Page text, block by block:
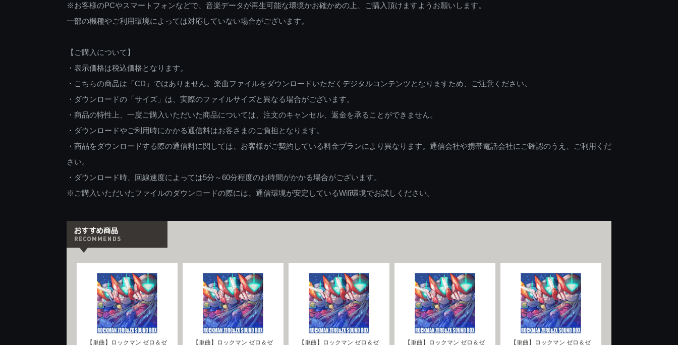
※お客様のPCやスマートフォンなどで、音楽データが再生可能な環境かお確かめの上、ご購入頂けますようお願いします。
一部の機種やご利用環境によっては対応していない場合がございます。
【ご購入について】
・表示価格は税込価格となります。
・こちらの商品は「CD」ではありません。楽曲ファイルをダウンロードいただくデジタルコンテンツとなりますため、ご注意ください。
・ダウンロードの「サイズ」は、実際のファイルサイズと異なる場合がございます。
・商品の特性上、一度ご購入いただいた商品については、注文のキャンセル、返金を承ることができません。
・ダウンロードやご利用時にかかる通信料はお客さまのご負担となります。
・商品をダウンロードする際の通信料に関しては、お客様がご契約している料金プランにより異なります。通信会社や携帯電話会社にご確認のうえ、ご利用くだ
さい。
・ダウンロード時、回線速度によっては5分～60分程度のお時間がかかる場合がございます。
※ご購入いただいたファイルのダウンロードの際には、通信環境が安定しているWifi環境でお試しください。
【単曲】ロックマン ゼロ＆ゼ
【単曲】ロックマン ゼロ＆ゼ
【単曲】ロックマン ゼロ＆ゼ
【単曲】ロックマン ゼロ＆ゼ
【単曲】ロックマン ゼロ＆ゼ